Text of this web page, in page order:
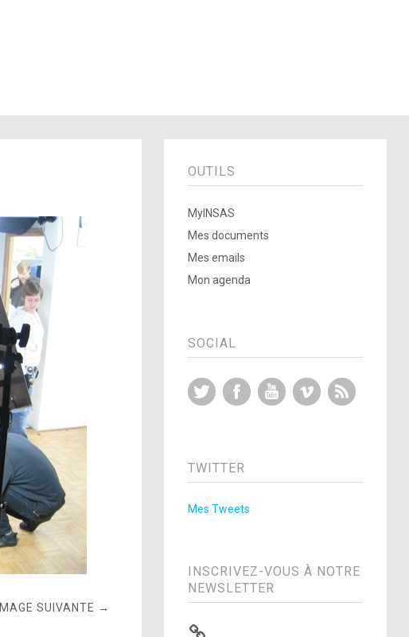
IMAGE SUIVANTE →
OUTILS
MyINSAS
Mes documents
Mes emails
Mon agenda
SOCIAL
Twitter FacebookYouTubeVimeo
TWITTER
Mes Tweets
INSCRIVEZ-VOUS À NOTRE
NEWSLETTER